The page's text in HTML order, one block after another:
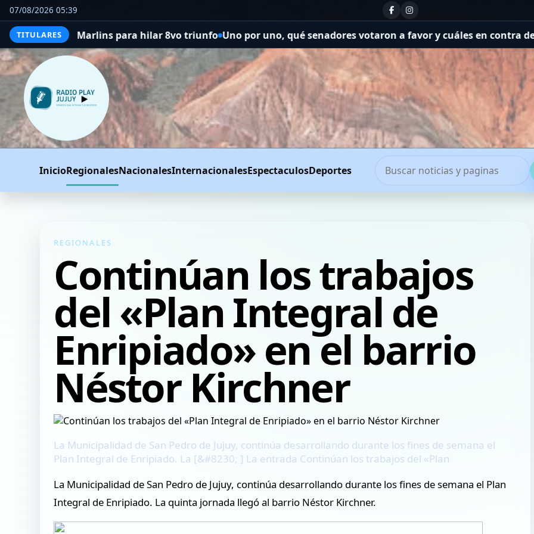
07/08/2026 05:39
TITULARES
Marlins para hilar 8vo triunfo Uno por uno, qué senadores votaron a favor y cuáles en contra de la Ley de
InicioRegionalesNacionalesInternacionalesEspectaculosDeportes
REGIONALES
Continúan los trabajos
del «Plan Integral de
Enripiado» en el barrio
Néstor Kirchner
La Municipalidad de San Pedro de Jujuy, continúa desarrollando durante los fines de semana el
Plan Integral de Enripiado. La [&#8230; ] La entrada Continúan los trabajos del «Plan
La Municipalidad de San Pedro de Jujuy, continúa desarrollando durante los fines de semana el Plan
Integral de Enripiado. La quinta jornada llegó al barrio Néstor Kirchner.